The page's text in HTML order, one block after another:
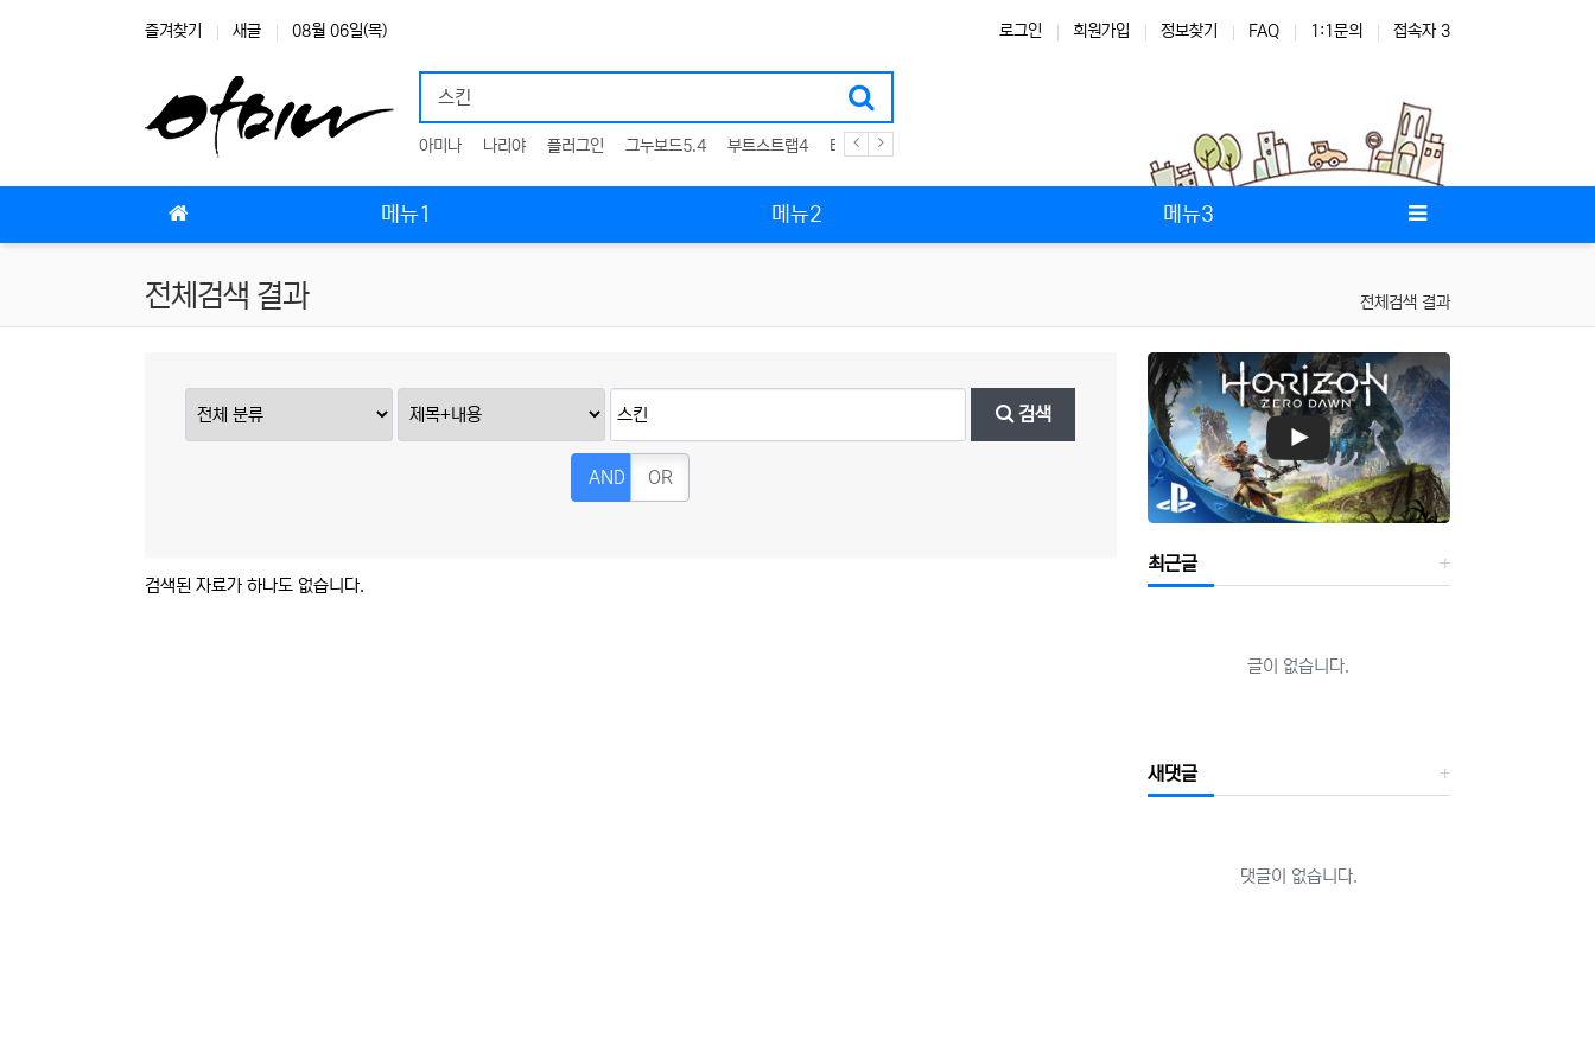
즐겨찾기 새글 08월 06일(목) 로그인 회원가입 정보찾기 FAQ 1:1문의 접속자 3
아미나 나리야 플러그인 그누보드5.4 부트스트랩4 테마 스킨
메뉴1 메뉴2 메뉴3
전체검색 결과 전체검색 결과
검색
AND OR
검색된 자료가 하나도 없습니다.
최근글
글이 없습니다.
새댓글
댓글이 없습니다.